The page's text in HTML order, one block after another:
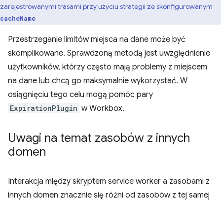
zarejestrowanymi trasami przy użyciu strategii ze skonfigurowanym
cacheName
Przestrzeganie limitów miejsca na dane może być
skomplikowane. Sprawdzoną metodą jest uwzględnienie
użytkowników, którzy często mają problemy z miejscem
na dane lub chcą go maksymalnie wykorzystać. W
osiągnięciu tego celu mogą pomóc pary
ExpirationPlugin w Workbox.
Uwagi na temat zasobów z innych
domen
Interakcja między skryptem service worker a zasobami z
innych domen znacznie się różni od zasobów z tej samej